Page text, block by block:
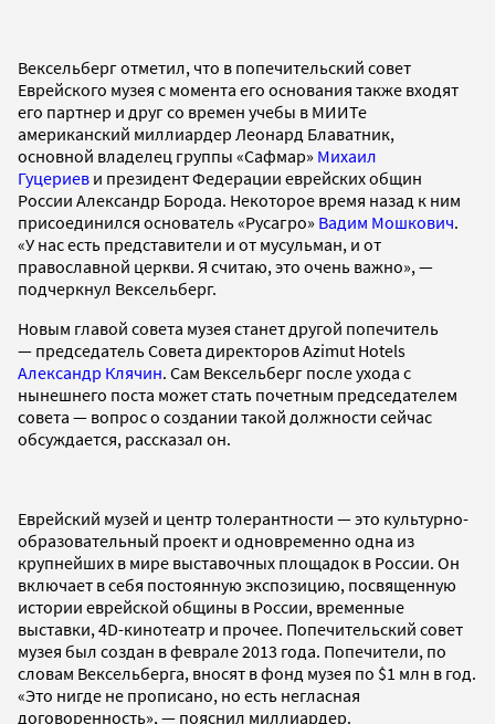
Вексельберг отметил, что в попечительский совет
Еврейского музея с момента его основания также входят
его партнер и друг со времен учебы в МИИТе
американский миллиардер Леонард Блаватник,
основной владелец группы «Сафмар» Михаил
Гуцериев и президент Федерации еврейских общин
России Александр Борода. Некоторое время назад к ним
присоединился основатель «Русагро» Вадим Мошкович.
«У нас есть представители и от мусульман, и от
православной церкви. Я считаю, это очень важно», —
подчеркнул Вексельберг.
Новым главой совета музея станет другой попечитель
— председатель Совета директоров Azimut Hotels
Александр Клячин. Сам Вексельберг после ухода с
нынешнего поста может стать почетным председателем
совета — вопрос о создании такой должности сейчас
обсуждается, рассказал он.
Еврейский музей и центр толерантности — это культурно-
образовательный проект и одновременно одна из
крупнейших в мире выставочных площадок в России. Он
включает в себя постоянную экспозицию, посвященную
истории еврейской общины в России, временные
выставки, 4D-кинотеатр и прочее. Попечительский совет
музея был создан в феврале 2013 года. Попечители, по
словам Вексельберга, вносят в фонд музея по $1 млн в год.
«Это нигде не прописано, но есть негласная
договоренность», — пояснил миллиардер.